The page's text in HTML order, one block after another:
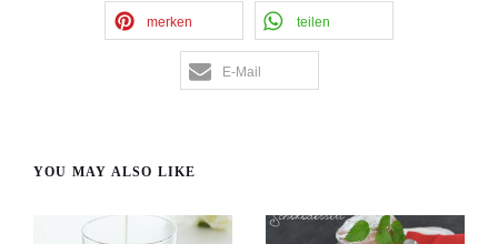
merken teilen
E-Mail
YOU MAY ALSO LIKE